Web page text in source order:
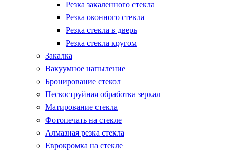
Резка закаленного стекла
Резка оконного стекла
Резка стекла в дверь
Резка стекла кругом
Закалка
Вакуумное напыление
Бронирование стекол
Пескоструйная обработка зеркал
Матирование стекла
Фотопечать на стекле
Алмазная резка стекла
Еврокромка на стекле